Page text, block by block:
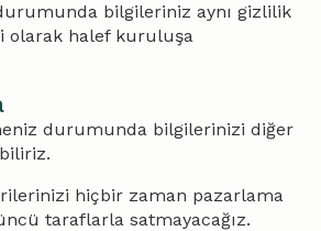
durumunda bilgileriniz aynı gizlilik
olarak halef kuruluşa
durumunda bilgilerinizi diğer
hiçbir zaman pazarlama
taraflarla satmayacağız.